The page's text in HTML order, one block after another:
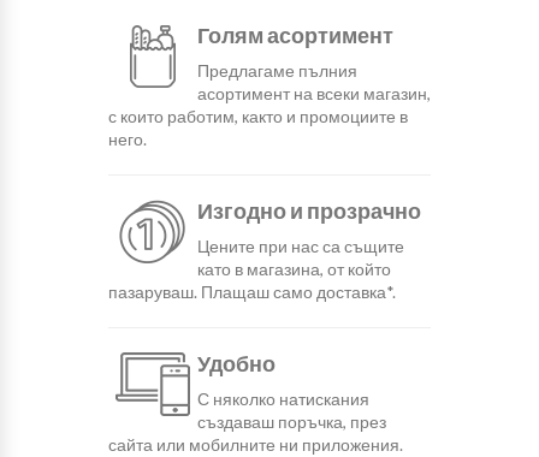
Голям асортимент
Предлагаме пълния
асортимент на всеки магазин,
с които работим, както и промоциите в
него.
Изгодно и прозрачно
Цените при нас са същите
като в магазина, от който
пазаруваш. Плащаш само доставка*.
Удобно
С няколко натискания
създаваш поръчка, през
сайта или мобилните ни приложения.